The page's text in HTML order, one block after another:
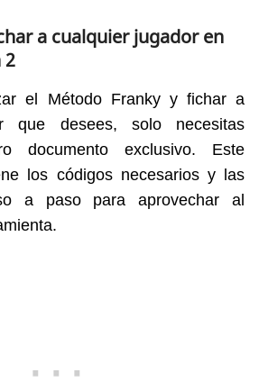
a cualquier jugador en
2
el Método Franky y fichar a
que desees, solo necesitas
documento exclusivo. Este
los códigos necesarios y las
a paso para aprovechar al